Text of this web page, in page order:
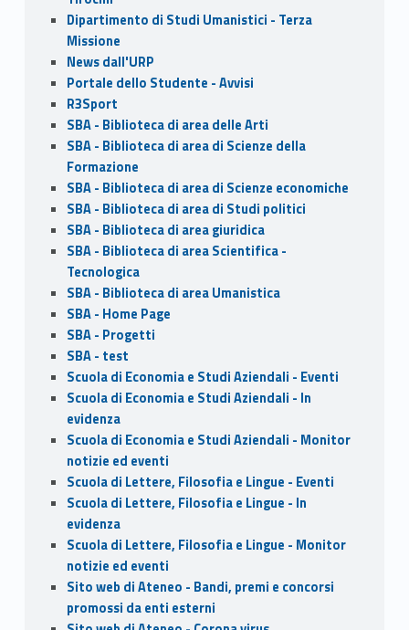
Dipartimento di Studi Umanistici - Terza
Missione
News dall'URP
Portale dello Studente - Avvisi
R3Sport
SBA - Biblioteca di area delle Arti
SBA - Biblioteca di area di Scienze della
Formazione
SBA - Biblioteca di area di Scienze economiche
SBA - Biblioteca di area di Studi politici
SBA - Biblioteca di area giuridica
SBA - Biblioteca di area Scientifica -
Tecnologica
SBA - Biblioteca di area Umanistica
SBA - Home Page
SBA - Progetti
SBA - test
Scuola di Economia e Studi Aziendali - Eventi
Scuola di Economia e Studi Aziendali - In
evidenza
Scuola di Economia e Studi Aziendali - Monitor
notizie ed eventi
Scuola di Lettere, Filosofia e Lingue - Eventi
Scuola di Lettere, Filosofia e Lingue - In
evidenza
Scuola di Lettere, Filosofia e Lingue - Monitor
notizie ed eventi
Sito web di Ateneo - Bandi, premi e concorsi
promossi da enti esterni